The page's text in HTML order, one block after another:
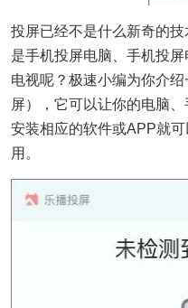
投屏已经不是什么新奇的
是手机投屏电脑、手机投
电视呢？极速小编为你介
屏），它可以让你的电脑
安装相应的软件或APP就
用。